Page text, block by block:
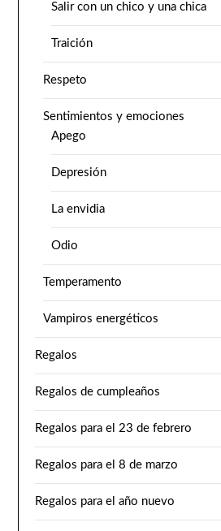
Salir con un chico y una chica
Traición
Respeto
Sentimientos y emociones
Apego
Depresión
La envidia
Odio
Temperamento
Vampiros energéticos
Regalos
Regalos de cumpleaños
Regalos para el 23 de febrero
Regalos para el 8 de marzo
Regalos para el año nuevo